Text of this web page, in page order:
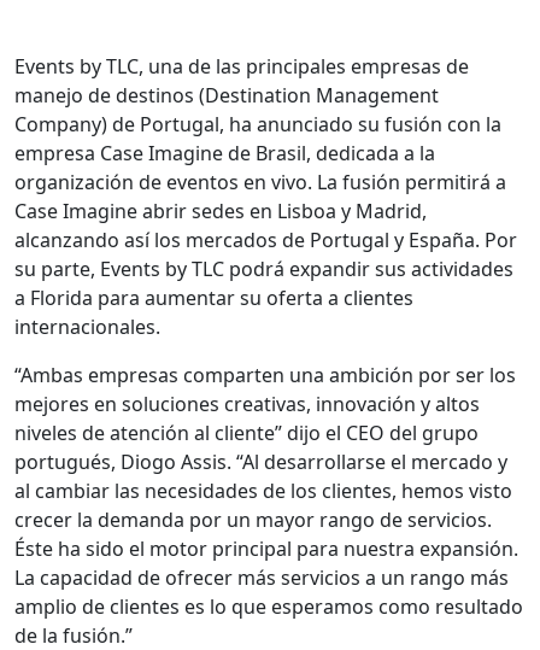
Events by TLC, una de las principales empresas de
manejo de destinos (Destination Management
Company) de Portugal, ha anunciado su fusión con la
empresa Case Imagine de Brasil, dedicada a la
organización de eventos en vivo. La fusión permitirá a
Case Imagine abrir sedes en Lisboa y Madrid,
alcanzando así los mercados de Portugal y España. Por
su parte, Events by TLC podrá expandir sus actividades
a Florida para aumentar su oferta a clientes
internacionales.
“Ambas empresas comparten una ambición por ser los
mejores en soluciones creativas, innovación y altos
niveles de atención al cliente” dijo el CEO del grupo
portugués, Diogo Assis. “Al desarrollarse el mercado y
al cambiar las necesidades de los clientes, hemos visto
crecer la demanda por un mayor rango de servicios.
Éste ha sido el motor principal para nuestra expansión.
La capacidad de ofrecer más servicios a un rango más
amplio de clientes es lo que esperamos como resultado
de la fusión.”